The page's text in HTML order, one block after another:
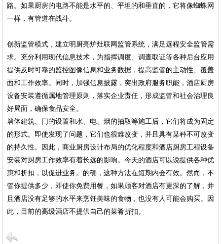
路。如果厨房的电路不能是水平的、平坦的和垂直的，它将像蜘蛛网
一样，有管道在战斗。
创新监管模式，建立明厨亮炉灶联网监管系统，满足远程安全监管需
求。充分利用现代信息技术，为指挥调度、调查取证等各种后台应用
提供及时可靠的监控图像信息和业务数据，提高监管的主动性、覆盖
面和工作效率。同时，加强信息披露，突出政府服务职能，酒店厨房
设备安装遵循属地管理原则，落实企业责任，形成监管和社会治理良
好局面，确保食品安全。
墙体建筑、门的设置和水、电、烟的抽取等施工后，它们将成为固定
的形式。即使发现了问题，它们也很难改变，并且具有某种不可改变
的持久性。因此，商业厨房设计布局的优化程度和酒店厨房工程设备
安装对厨房工作效率有着长远的影响。今天的酒店可以说提供各种优
惠和折扣，以促进业务。的确，这种方法在短期内会有效。然而，不
管你提供多少，即使你免费用餐，如果顾客对酒店有更深的了解，并
且酒店没有足够的水平来烹饪美味的食物，也没有人可能会购买。因
此，目前的高级酒店不提供自己的菜肴折扣。